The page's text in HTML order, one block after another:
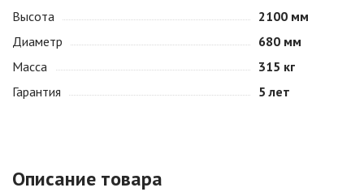
Высота
2100 мм
Диаметр
680 мм
Масса
315 кг
Гарантия
5 лет
Описание товара